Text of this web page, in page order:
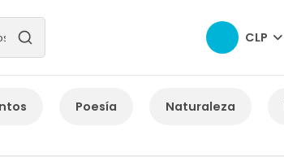
CLP
Poesía Naturaleza